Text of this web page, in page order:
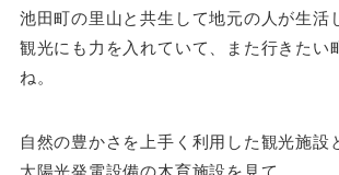
池田町の里山と共生して地元の人が生活
観光にも力を入れていて、また行きたい
ね。
自然の豊かさを上手く利用した観光施設
太陽光発電設備の木育施設を見て、